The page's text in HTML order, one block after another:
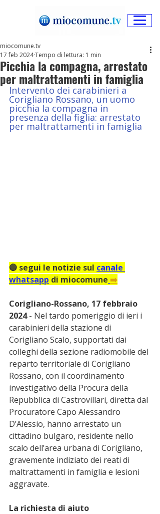
Picchia la compagna, arrestato
per maltrattamenti in famiglia
miocomune.tv
17 feb 2024Tempo di lettura: 1 min
Intervento dei carabinieri a
Corigliano Rossano, un uomo
picchia la compagna in
presenza della figlia: arrestato
per maltrattamenti in famiglia
🔵 segui le notizie sul canale
whatsapp di miocomune ➡️
Corigliano-Rossano, 17 febbraio
2024 - Nel tardo pomeriggio di ieri i
carabinieri della stazione di
Corigliano Scalo, supportati dai
colleghi della sezione radiomobile del
reparto territoriale di Corigliano
Rossano, con il coordinamento
investigativo della Procura della
Repubblica di Castrovillari, diretta dal
Procuratore Capo Alessandro
D’Alessio, hanno arrestato un
cittadino bulgaro, residente nello
scalo dell’area urbana di Corigliano,
gravemente indiziato dei reati di
maltrattamenti in famiglia e lesioni
aggravate.
La richiesta di aiuto